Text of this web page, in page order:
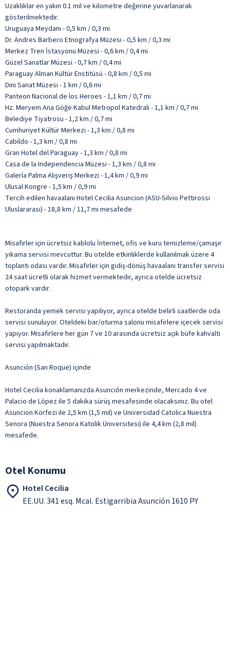
Uzaklıklar en yakın 0.1 mil ve kilometre değerine yuvarlanarak
gösterilmektedir.
Uruguaya Meydanı - 0,5 km / 0,3 mi
Dr. Andres Barbero Etnografya Müzesi - 0,5 km / 0,3 mi
Merkez Tren İstasyonu Müzesi - 0,6 km / 0,4 mi
Güzel Sanatlar Müzesi - 0,7 km / 0,4 mi
Paraguay Alman Kültür Enstitüsü - 0,8 km / 0,5 mi
Dini Sanat Müzesi - 1 km / 0,6 mi
Panteon Nacional de los Heroes - 1,1 km / 0,7 mi
Hz. Meryem Ana Göğe Kabul Metropol Katedrali - 1,1 km / 0,7 mi
Belediye Tiyatrosu - 1,2 km / 0,7 mi
Cumhuriyet Kültür Merkezi - 1,3 km / 0,8 mi
Cabildo - 1,3 km / 0,8 mi
Gran Hotel del Paraguay - 1,3 km / 0,8 mi
Casa de la Independencia Müzesi - 1,3 km / 0,8 mi
Galería Palma Alışveriş Merkezi - 1,4 km / 0,9 mi
Ulusal Kongre - 1,5 km / 0,9 mi
Tercih edilen havaalanı Hotel Cecilia Asuncion (ASU-Silvio Pettirossi
Uluslararası) - 18,8 km / 11,7 mi mesafede
Misafirler için ücretsiz kablolu İnternet, ofis ve kuru temizleme/çamaşır
yıkama servisi mevcuttur. Bu otelde etkinliklerde kullanılmak üzere 4
toplantı odası vardır. Misafirler için gidiş-dönüş havaalanı transfer servisi
24 saat ücretli olarak hizmet vermektedir, ayrıca otelde ücretsiz
otopark vardır.
Restoranda yemek servisi yapılıyor, ayrıca otelde belirli saatlerde oda
servisi sunuluyor. Oteldeki bar/oturma salonu misafirlere içecek servisi
yapıyor. Misafirlere her gün 7 ve 10 arasında ücretsiz açık büfe kahvaltı
servisi yapılmaktadır.
Asunción (San Roque) içinde
Hotel Cecilia konaklamanızda Asunción merkezinde, Mercado 4 ve
Palacio de López ile 5 dakika sürüş mesafesinde olacaksınız. Bu otel
Asuncion Körfezi ile 2,5 km (1,5 mil) ve Universidad Catolica Nuestra
Senora (Nuestra Senora Katolik Üniversitesi) ile 4,4 km (2,8 mil)
mesafede.
Otel Konumu
Hotel Cecilia
EE.UU. 341 esq. Mcal. Estigarribia Asunción 1610 PY